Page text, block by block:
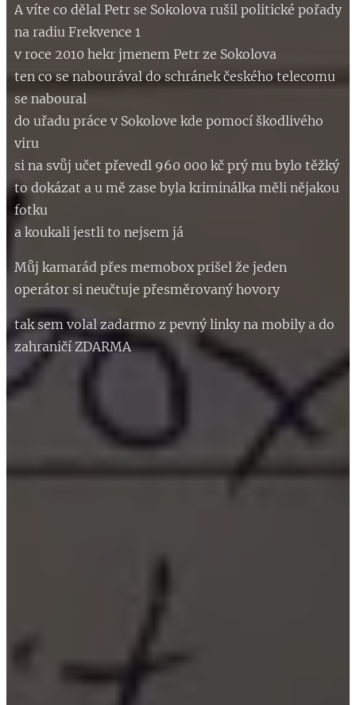
A víte co dělal Petr se Sokolova rušil politické pořady
na radiu Frekvence 1
v roce 2010 hekr jmenem Petr ze Sokolova
ten co se nabourával do schránek českého telecomu
se naboural
do uřadu práce v Sokolove kde pomocí škodlivého
viru
si na svůj učet převedl 960 000 kč prý mu bylo těžký
to dokázat a u mě zase byla kriminálka měli nějakou
fotku
a koukali jestli to nejsem já
Můj kamarád přes memobox prišel že jeden
operátor si neučtuje přesměrovaný hovory
tak sem volal zadarmo z pevný linky na mobily a do
zahraničí ZDARMA